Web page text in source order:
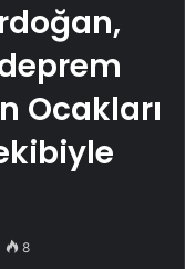
Ocakları
8